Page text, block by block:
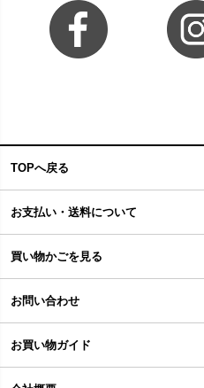
TOPへ戻る
お支払い・送料について
買い物かごを見る
お問い合わせ
お買い物ガイド